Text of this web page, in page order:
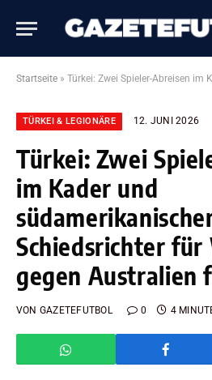
Startseite » Türkei: Zwei Spieler-Abreisen im Kader und südamerikanischer
TÜRKEI & LEGIONÄRE 12. JUNI 2026
Türkei: Zwei
im Kader und
Schiedsrichter
gegen Australien
VON GAZETEFUTBOL 0 4